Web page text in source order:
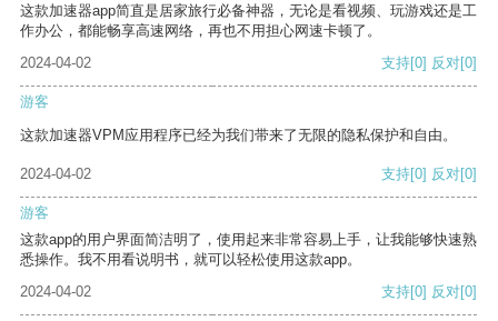
这款加速器app简直是居家旅行必备神器，无论是看视频、玩游戏还是工
作办公，都能畅享高速网络，再也不用担心网速卡顿了。
2024-04-02
支持[0] 反对[0]
游客
这款加速器VPM应用程序已经为我们带来了无限的隐私保护和自由。
2024-04-02 支持[0] 反对[0]
游客
这款app的用户界面简洁明了，使用起来非常容易上手，让我能够快速熟
悉操作。我不用看说明书，就可以轻松使用这款app。
2024-04-02
支持[0] 反对[0]